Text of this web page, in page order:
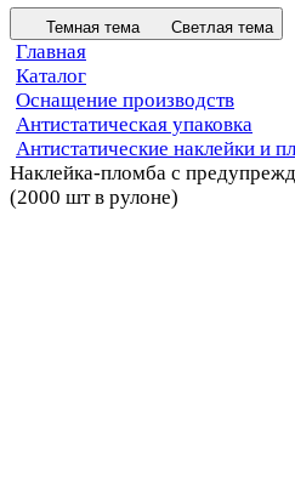
Темная тема Светлая тема
Главная
Каталог
Оснащение производств
Антистатическая упаковка
Антистатические наклейки и
Наклейка-пломба с
(2000 шт в рулоне)